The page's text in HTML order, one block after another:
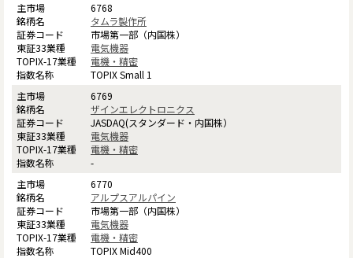
6768
タムラ製作所
市場第一部（内国株）
電気機器
電機・精密
TOPIX Small 1
6769
ザインエレクトロニクス
JASDAQ(スタンダード・内国株）
電気機器
電機・精密
-
6770
アルプスアルパイン
市場第一部（内国株）
電気機器
電機・精密
TOPIX Mid400